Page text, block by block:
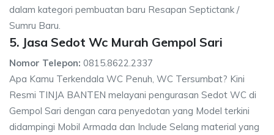
dalam kategori pembuatan baru Resapan Septictank /
Sumru Baru.
5. Jasa Sedot Wc Murah Gempol Sari
Nomor Telepon: 0815.8622.2337
Apa Kamu Terkendala WC Penuh, WC Tersumbat? Kini
Resmi TINJA BANTEN melayani pengurasan Sedot WC di
Gempol Sari dengan cara penyedotan yang Model terkini
didampingi Mobil Armada dan Include Selang material yang